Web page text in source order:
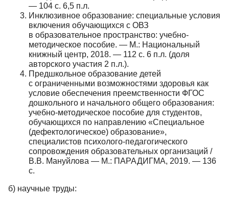
— 104 с. 6,5 п.л.
Инклюзивное образование: специальные условия
включения обучающихся с ОВЗ
в образовательное пространство: учебно-
методическое пособие. — М.: Национальный
книжный центр, 2018. — 112 с. 6 п.л. (доля
авторского участия 2 п.л.).
Предшкольное образование детей
с ограниченными возможностями здоровья как
условие обеспечения преемственности ФГОС
дошкольного и начального общего образования:
учебно-методическое пособие для студентов,
обучающихся по направлению «Специальное
(дефектологическое) образование»,
специалистов психолого-педагогического
сопровождения образовательных организаций /
В.В. Мануйлова — М.: ПАРАДИГМА, 2019. — 136
с.
б) научные труды: